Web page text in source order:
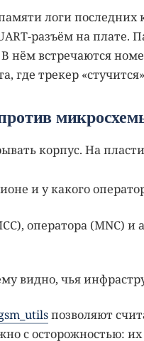
логи последних
разъём на плате.
нём встречаются
где трекер
корпус. На
и у какого
оператора (MNC)
видно, чья
позволяют
с осторожностью: